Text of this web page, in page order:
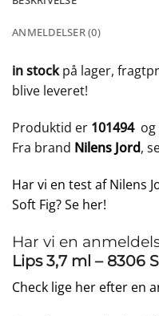
ANMELDELSER (0)
in stockpå lager,
blive leveret!
Produktid er 101494 og
Fra brand Nilens Jord,
Har vi en test af Nilens
Soft Fig? Se her!
Har vi en
Lips 3,7 ml – 8306
Check lige her efter en